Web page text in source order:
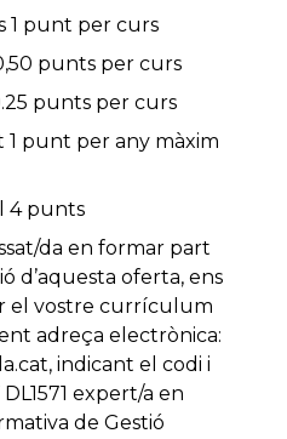
1 punt per curs
punts per curs
punts per curs
1 punt per any màxim
4 punts
da en formar part
d’aquesta oferta, ens
el vostre currículum
adreça electrònica:
indicant el codi i
expert/a en
de Gestió